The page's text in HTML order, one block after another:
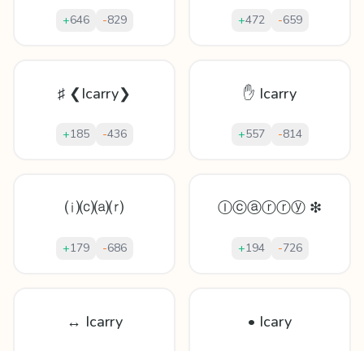
+646 -829 +472 -659
♯ ❮Icarry❯
+185 -436
✋ Icarry
+557 -814
⒤⒞⒜⒭
+179 -686
Ⓘⓒⓐⓡⓡⓨ ❇
+194 -726
↔ Icarry • Icary